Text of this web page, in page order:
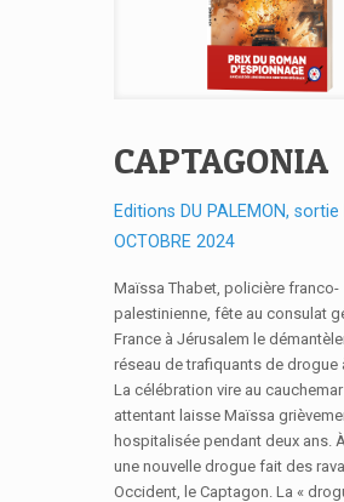
CAPTAGONIA
Editions DU PALEMON, sortie
OCTOBRE 2024
Maïssa Thabet, policière franco-
palestinienne, fête au consulat
France à Jérusalem le
réseau de trafiquants de drogue
La célébration vire au cauchemar
attentant laisse Maïssa
hospitalisée pendant deux ans.
une nouvelle drogue fait des
Occident, le Captagon. La «